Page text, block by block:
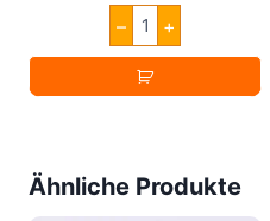
–
Chill
Pill
PinaColado
Truly
10ml
+
Ähnliche Produkte